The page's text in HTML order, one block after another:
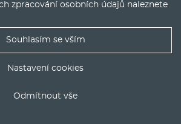
Selection 1,0 TSI 85 kW
Manuál
zpracování osobních údajů naleznete
Souhlasím se vším
Nastavení cookies
Odmítnout vše
Nejlepší nabídky operáku do Vašeho emailu